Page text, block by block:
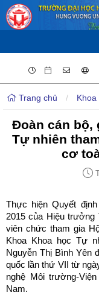
Trang chủ /
Đoàn cán bộ,
Tự nhiên
cơ
Thực hiện Quyết
2015 của Hiệu
viên chức tham gia
Khoa Khoa học Tự
Nguyễn Thị Bình Yên
quốc lần thứ VII từ
nghệ Môi trường-
Nam.